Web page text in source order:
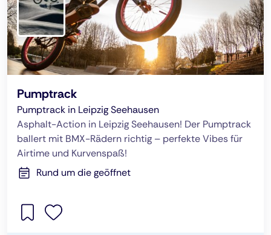
Pumptrack
Pumptrack in Leipzig Seehausen
Asphalt-Action in Leipzig Seehausen! Der Pumptrack
ballert mit BMX-Rädern richtig – perfekte Vibes für
Airtime und Kurvenspaß!
Rund um die geöffnet